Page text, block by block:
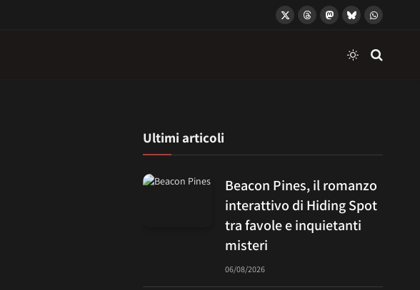
X
ThreadsMastodon
BlueskyWhatsApp
Ultimi articoli
Beacon Pines, il romanzo
interattivo di Hiding Spot
tra favole e inquietanti
misteri
06/08/2026